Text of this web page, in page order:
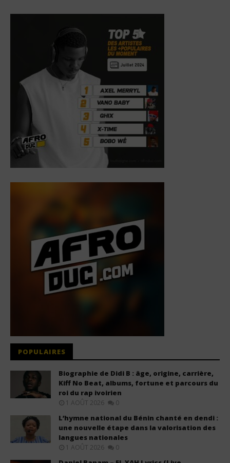
POPULAIRES
Biographie de Didi B : âge, origine, carrière,
Kiff No Beat, albums, fortune et parcours du
roi du rap ivoirien
1 AOÛT 2026 0
L’hymne national du Bénin chanté en dendi :
une nouvelle étape dans la valorisation des
langues nationales
1 AOÛT 2026 0